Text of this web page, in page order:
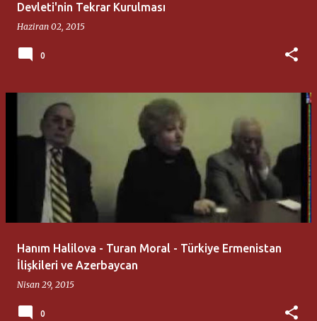
Devleti'nin Tekrar Kurulması
Haziran 02, 2015
0
Hanım Halilova - Turan Moral - Türkiye Ermenistan
İlişkileri ve Azerbaycan
Nisan 29, 2015
0